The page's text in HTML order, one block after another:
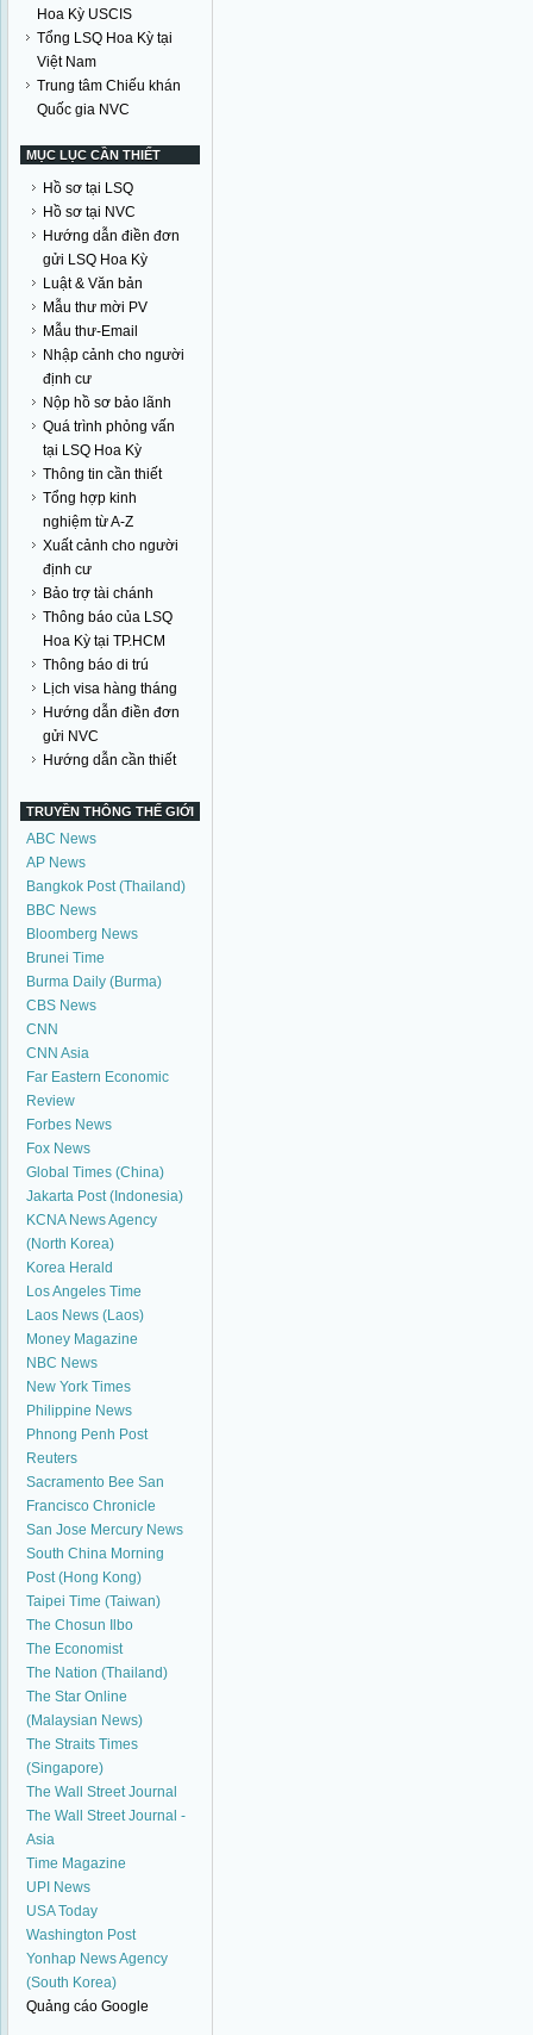
Hoa Kỳ USCIS
Tổng LSQ Hoa Kỳ tại
Việt Nam
Trung tâm Chiếu khán
Quốc gia NVC
MỤC LỤC CẦN THIẾT
Hồ sơ tại LSQ
Hồ sơ tại NVC
Hướng dẫn điền đơn
gửi LSQ Hoa Kỳ
Luật & Văn bản
Mẫu thư mời PV
Mẫu thư-Email
Nhập cảnh cho người
định cư
Nộp hồ sơ bảo lãnh
Quá trình phỏng vấn
tại LSQ Hoa Kỳ
Thông tin cần thiết
Tổng hợp kinh
nghiệm từ A-Z
Xuất cảnh cho người
định cư
Bảo trợ tài chánh
Thông báo của LSQ
Hoa Kỳ tại TP.HCM
Thông báo di trú
Lịch visa hàng tháng
Hướng dẫn điền đơn
gửi NVC
Hướng dẫn cần thiết
TRUYỀN THÔNG THẾ GIỚI
ABC News
AP News
Bangkok Post (Thailand)
BBC News
Bloomberg News
Brunei Time
Burma Daily (Burma)
CBS News
CNN
CNN Asia
Far Eastern Economic
Review
Forbes News
Fox News
Global Times (China)
Jakarta Post (Indonesia)
KCNA News Agency
(North Korea)
Korea Herald
Los Angeles Time
Laos News (Laos)
Money Magazine
NBC News
New York Times
Philippine News
Phnong Penh Post
Reuters
Sacramento Bee San
Francisco Chronicle
San Jose Mercury News
South China Morning
Post (Hong Kong)
Taipei Time (Taiwan)
The Chosun Ilbo
The Economist
The Nation (Thailand)
The Star Online
(Malaysian News)
The Straits Times
(Singapore)
The Wall Street Journal
The Wall Street Journal -
Asia
Time Magazine
UPI News
USA Today
Washington Post
Yonhap News Agency
(South Korea)
Quảng cáo Google